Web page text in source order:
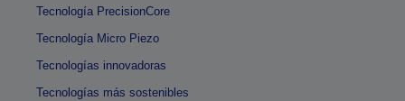
Tecnología PrecisionCore
Tecnología Micro Piezo
Tecnologías innovadoras
Tecnologías más sostenibles